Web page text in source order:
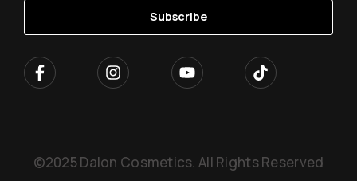
Subscribe
©2025 Dalon Cosmetics. All Rights Reserved